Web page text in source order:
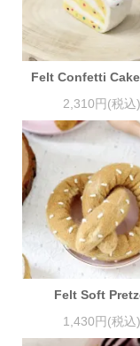
Felt Confetti
2,310円(税込)
Felt Soft
1,430円(税込)